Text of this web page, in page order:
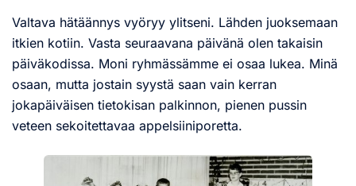
Valtava hätäännys vyöryy ylitseni. Lähden juoksemaan
itkien kotiin. Vasta seuraavana päivänä olen takaisin
päiväkodissa. Moni ryhmässämme ei osaa lukea. Minä
osaan, mutta jostain syystä saan vain kerran
jokapäiväisen tietokisan palkinnon, pienen pussin
veteen sekoitettavaa appelsiiniporetta.